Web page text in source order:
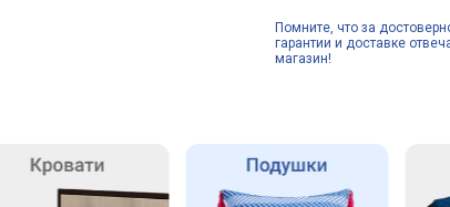
Помните, что за
гарантии и доставке
магазин!